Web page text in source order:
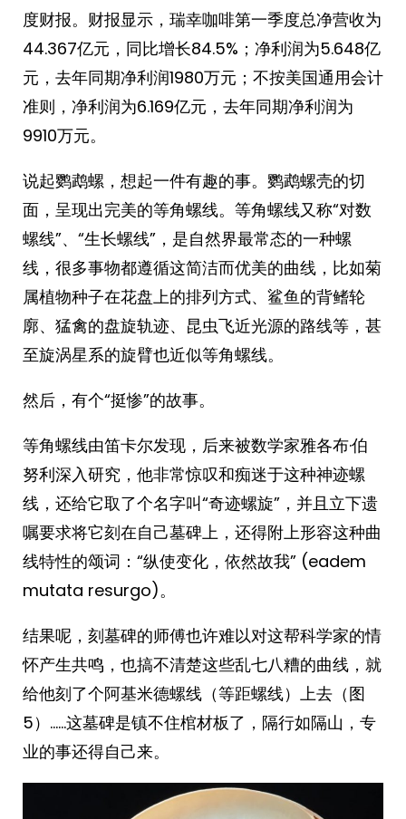
度财报。财报显示，瑞幸咖啡第一季度总净营收为
44.367亿元，同比增长84.5%；净利润为5.648亿
元，去年同期净利润1980万元；不按美国通用会计
准则，净利润为6.169亿元，去年同期净利润为
9910万元。 ​​​
说起鹦鹉螺，想起一件有趣的事。鹦鹉螺壳的切
面，呈现出完美的等角螺线。等角螺线又称“对数
螺线”、“生长螺线”，是自然界最常态的一种螺
线，很多事物都遵循这简洁而优美的曲线，比如菊
属植物种子在花盘上的排列方式、鲨鱼的背鳍轮
廓、猛禽的盘旋轨迹、昆虫飞近光源的路线等，甚
至旋涡星系的旋臂也近似等角螺线。
然后，有个“挺惨”的故事。
等角螺线由笛卡尔发现，后来被数学家雅各布·伯
努利深入研究，他非常惊叹和痴迷于这种神迹螺
线，还给它取了个名字叫“奇迹螺旋”，并且立下遗
嘱要求将它刻在自己墓碑上，还得附上形容这种曲
线特性的颂词：“纵使变化，依然故我” (eadem
mutata resurgo)。
结果呢，刻墓碑的师傅也许难以对这帮科学家的情
怀产生共鸣，也搞不清楚这些乱七八糟的曲线，就
给他刻了个阿基米德螺线（等距螺线）上去（图
5）……这墓碑是镇不住棺材板了，隔行如隔山，专
业的事还得自己来。